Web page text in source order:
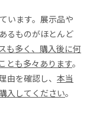
います。展示品や
るものがほとんど
も多く、購入後に何
とも多々あります。
由を確認し、 本当
入してください。